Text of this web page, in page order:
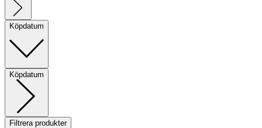
Köpdatum
Köpdatum
Filtrera produkter